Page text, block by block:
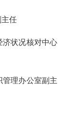
任
状况核对中心
理办公室副主